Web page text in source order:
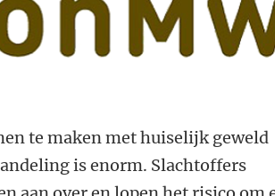
te maken met huiselijk geweld
is enorm. Slachtoffers